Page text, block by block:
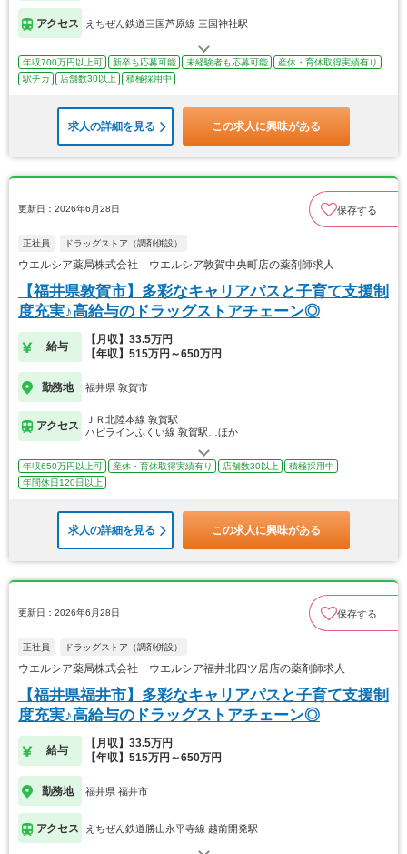
アクセス えちぜん鉄道三国芦原線 三国神社駅
年収700万円以上可 新卒も応募可能 未経験者も応募可能
産休・育休取得実績有り
駅チカ
店舗数30以上 積極採用中
求人の詳細を見る この求人に興味がある
更新日：2026年6月28日 保存する
正社員 ドラッグストア（調剤併設）
ウエルシア薬局株式会社 ウエルシア敦賀中央町店の薬剤師求人
【福井県敦賀市】多彩なキャリアパスと子育て支援制
度充実♪高給与のドラッグストアチェーン◎
給与
【月収】33.5万円
【年収】515万円～650万円
勤務地 福井県 敦賀市
アクセス
ＪＲ北陸本線 敦賀駅
ハピラインふくい線 敦賀駅…ほか
年収650万円以上可 産休・育休取得実績有り 店舗数30以上
積極採用中
年間休日120日以上
求人の詳細を見る この求人に興味がある
更新日：2026年6月28日 保存する
正社員 ドラッグストア（調剤併設）
ウエルシア薬局株式会社 ウエルシア福井北四ツ居店の薬剤師求人
【福井県福井市】多彩なキャリアパスと子育て支援制
度充実♪高給与のドラッグストアチェーン◎
給与
【月収】33.5万円
【年収】515万円～650万円
勤務地 福井県 福井市
アクセス えちぜん鉄道勝山永平寺線 越前開発駅